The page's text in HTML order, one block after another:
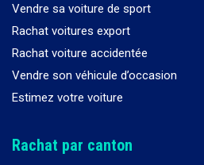
Vendre sa voiture de sport
Rachat voitures export
Rachat voiture accidentée
Vendre son véhicule d’occasion
Estimez votre voiture
Rachat par canton